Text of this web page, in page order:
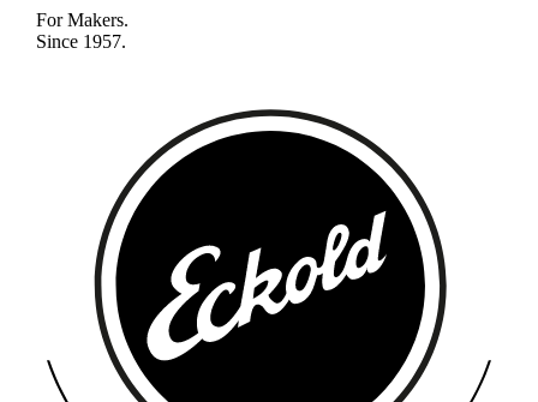
For Makers.
Since 1957.